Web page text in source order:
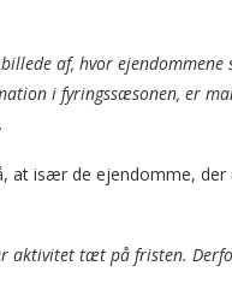
af, hvor
i fyringssæsonen, er
at især de ejendomme,
aktivitet tæt på fristen.